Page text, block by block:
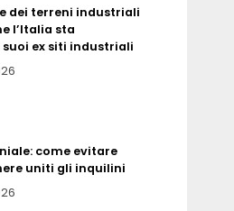
dei terreni industriali
l’Italia sta
ex siti industriali
come evitare
uniti gli inquilini